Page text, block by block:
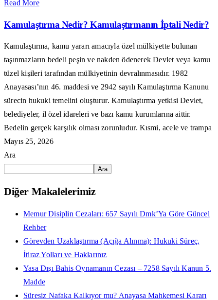
Read More
Kamulaştırma Nedir? Kamulaştırmanın İptali Nedir?
Kamulaştırma, kamu yararı amacıyla özel mülkiyette bulunan
taşınmazların bedeli peşin ve nakden ödenerek Devlet veya kamu
tüzel kişileri tarafından mülkiyetinin devralınmasıdır. 1982
Anayasası’nın 46. maddesi ve 2942 sayılı Kamulaştırma Kanunu
sürecin hukuki temelini oluşturur. Kamulaştırma yetkisi Devlet,
belediyeler, il özel idareleri ve bazı kamu kurumlarına aittir.
Bedelin gerçek karşılık olması zorunludur. Kısmi, acele ve trampa
Mayıs 25, 2026
Ara
Ara
Diğer Makalelerimiz
Memur Disiplin Cezaları: 657 Sayılı Dmk’Ya Göre Güncel
Rehber
Görevden Uzaklaştırma (Açığa Alınma): Hukuki Süreç,
İtiraz Yolları ve Haklarınız
Yasa Dışı Bahis Oynamanın Cezası – 7258 Sayılı Kanun 5.
Madde
Süresiz Nafaka Kalkıyor mu? Anayasa Mahkemesi Kararı